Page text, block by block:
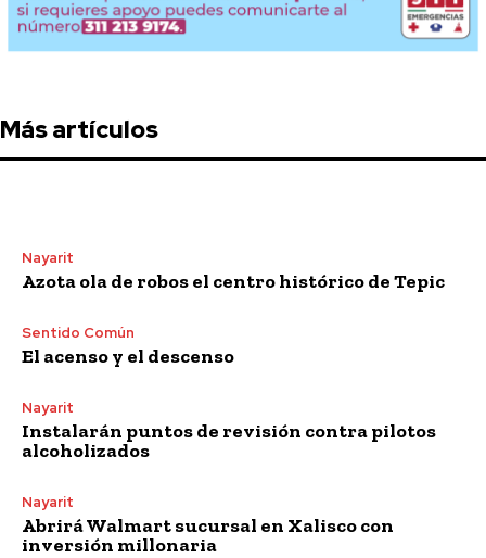
Más artículos
Nayarit
Azota ola de robos el centro histórico de Tepic
Sentido Común
El acenso y el descenso
Nayarit
Instalarán puntos de revisión contra pilotos
alcoholizados
Nayarit
Abrirá Walmart sucursal en Xalisco con
inversión millonaria